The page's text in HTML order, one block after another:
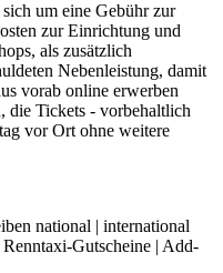
um eine Gebühr zur
zur Einrichtung und
als zusätzlich
Nebenleistung, damit
vorab online erwerben
die Tickets - vorbehaltlich
vor Ort ohne weitere
national | international
Gutscheine | Add-